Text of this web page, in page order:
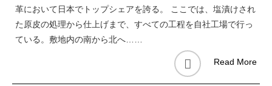
革において日本でトップシェアを誇る。 ここでは、塩漬けされ
た原皮の処理から仕上げまで、すべての工程を自社工場で行っ
ている。敷地内の南から北へ……
Read More